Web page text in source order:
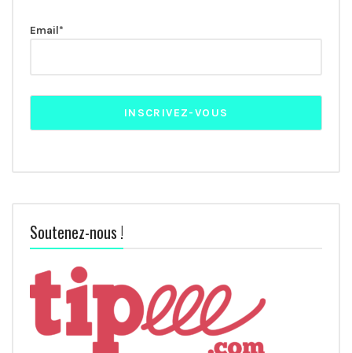
Email*
Soutenez-nous !